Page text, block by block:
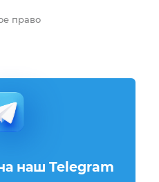
право
наш Telegram